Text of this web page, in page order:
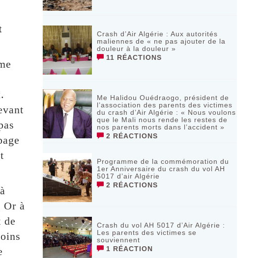
Or à
de
Crash d’Air Algérie : Aux autorités
maliennes de « ne pas ajouter de la
douleur à la douleur »
11 RÉACTIONS
Me Halidou Ouédraogo, président de
l’association des parents des victimes
du crash d’Air Algérie : « Nous voulons
que le Mali nous rende les restes de
nos parents morts dans l’accident »
2 RÉACTIONS
Programme de la commémoration du
1er Anniversaire du crash du vol AH
5017 d’air Algérie
2 RÉACTIONS
Crash du vol AH 5017 d’Air Algérie :
Les parents des victimes se
souviennent
1 RÉACTION